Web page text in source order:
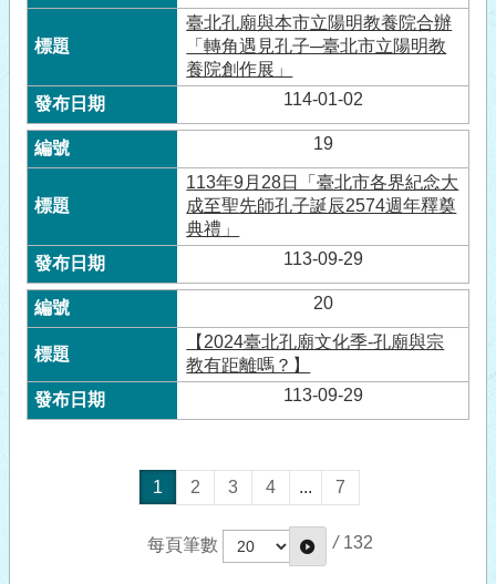
臺北孔廟與本市立陽明教養院合辦
「轉角遇見孔子─臺北市立陽明教
養院創作展」
114-01-02
19
113年9月28日「臺北市各界紀念大
成至聖先師孔子誕辰2574週年釋奠
典禮」
113-09-29
20
【2024臺北孔廟文化季-孔廟與宗
教有距離嗎？】
113-09-29
1 2 3 4 ... 7
每頁筆數 / 132